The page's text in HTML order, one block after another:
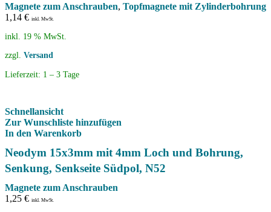
Magnete zum Anschrauben, Topfmagnete mit Zylinderbohrung
1,14 € inkl. MwSt.
inkl. 19 % MwSt.
zzgl. Versand
Lieferzeit: 1 – 3 Tage
Schnellansicht
Zur Wunschliste hinzufügen
In den Warenkorb
Neodym 15x3mm mit 4mm Loch und Bohrung,
Senkung, Senkseite Südpol, N52
Magnete zum Anschrauben
1,25 € inkl. MwSt.